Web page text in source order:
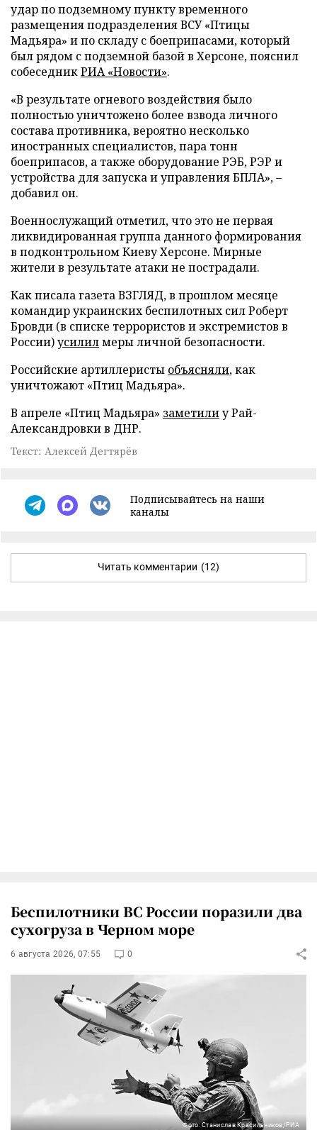
удар по подземному пункту временного
размещения подразделения ВСУ «Птицы
Мадьяра» и по складу с боеприпасами, который
был рядом с подземной базой в Херсоне, пояснил
собеседникРИА «Новости».
«В результате огневого воздействия было
полностью уничтожено более взвода личного
состава противника, вероятно несколько
иностранных специалистов, пара тонн
боеприпасов, а также оборудование РЭБ, РЭР и
устройства для запуска и управления БПЛА», –
добавил он.
Военнослужащий отметил, что это не первая
ликвидированная группа данного формирования
в подконтрольном Киеву Херсоне. Мирные
жители в результате атаки не пострадали.
Как писала газета ВЗГЛЯД, в прошлом месяце
командир украинских беспилотных сил Роберт
Бровди (в списке террористов и экстремистов в
России)усилилмеры личной безопасности.
Российские артиллеристы объясняли, как
уничтожают «Птиц Мадьяра».
В апреле «Птиц Мадьяра» заметилиу Рай-
Александровки в ДНР.
Текст: Алексей Дегтярёв
Подписывайтесь на наши
каналы
Читать комментарии (12)
Беспилотники ВС России поразили два
сухогруза в Черном море
6 августа 2026, 07:55 0
Фото: Станислав Красильников/РИА